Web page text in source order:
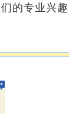
的专业兴